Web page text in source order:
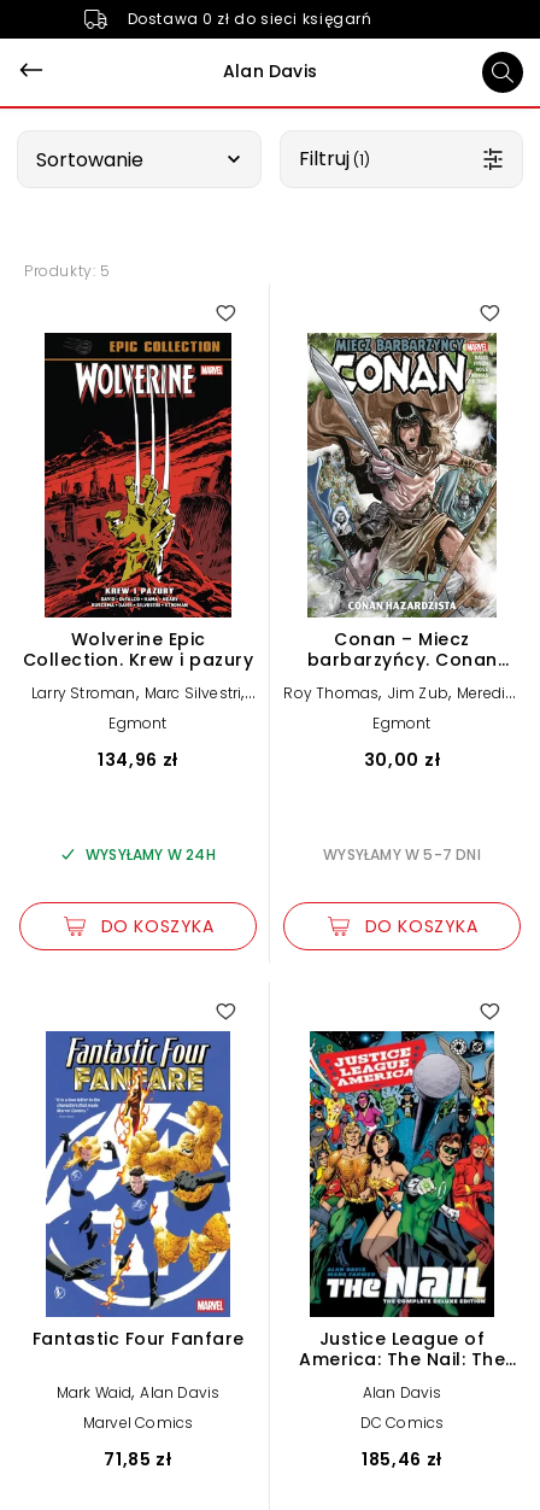
Dostawa 0 zł do sieci księgarń
Alan Davis
Sortowanie Filtruj (1)
Produkty: 5
Wolverine Epic
Collection. Krew i pazury
Larry Stroman, Marc Silvestri,
,Tom DeFalco
Alan Davis ,
John Buscema
Egmont
134,96 zł
WYSYŁAMY W 24H
DO KOSZYKA
Conan – Miecz
barbarzyńcy. Conan
Roy Thomas, Jim Zub, Meredith
Patch Zircher
Luke Ross
Egmont
30,00 zł
WYSYŁAMY W 5-7 DNI
DO KOSZYKA
Fantastic Four Fanfare
Mark Waid,Alan Davis
Marvel Comics
71,85 zł
Justice League of
America: The Nail: The
(2026 Edition)
Alan Davis
DC Comics
185,46 zł